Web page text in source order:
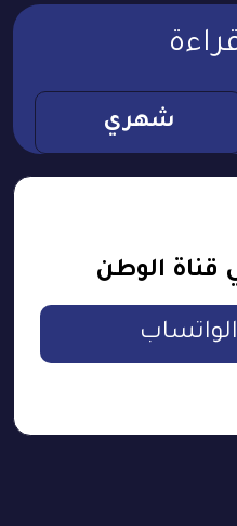
شهري
قناة الوطن